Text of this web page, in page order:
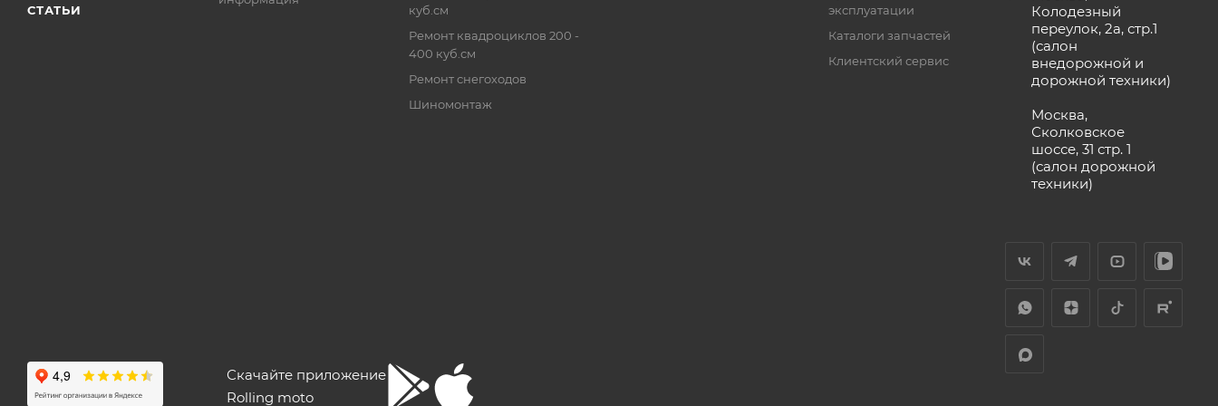
СТАТЬИ
куб.см
Ремонт квадроциклов 200 -
400 куб.см
Ремонт снегоходов
Шиномонтаж
эксплуатации
Каталоги запчастей
Клиентский сервис
Колодезный
переулок, 2а, стр.1
(салон
внедорожной и
дорожной техники)
Москва,
Сколковское
шоссе, 31 стр. 1
(салон дорожной
техники)
Скачайте приложение
Rolling moto